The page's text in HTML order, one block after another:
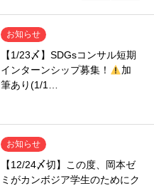
お知らせ
【1/23〆】SDGsコンサル短期
インターンシップ募集！
加
筆あり(1/1…
お知らせ
【12/24〆切】この度、岡本ゼ
ミがカンボジア学生のためにク